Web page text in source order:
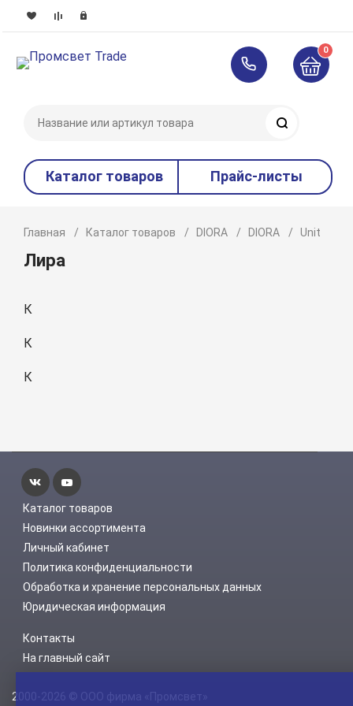
0
Каталог товаров Прайс-листы
Главная Каталог товаров DIORA DIORA Unit
Лира
К
К
К
Каталог товаров
Новинки ассортимента
Личный кабинет
Политика конфиденциальности
Обработка и хранение персональных данных
Юридическая информация
Контакты
На главный сайт
2000-2026 © ООО фирма «Промсвет»